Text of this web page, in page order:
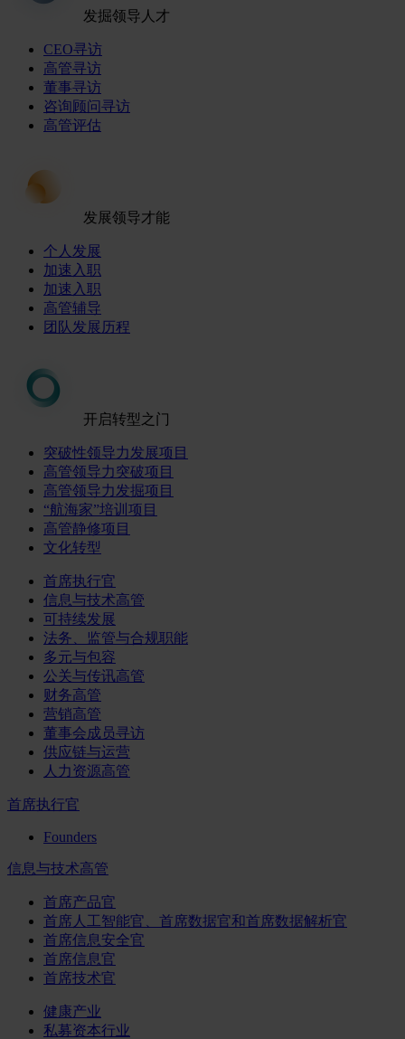
发掘领导人才
CEO寻访
高管寻访
董事寻访
咨询顾问寻访
高管评估
发展领导才能
个人发展
加速入职
加速入职
高管辅导
团队发展历程
开启转型之门
突破性领导力发展项目
高管领导力突破项目
高管领导力发掘项目
“航海家”培训项目
高管静修项目
文化转型
首席执行官
信息与技术高管
可持续发展
法务、监管与合规职能
多元与包容
公关与传讯高管
财务高管
营销高管
董事会成员寻访
供应链与运营
人力资源高管
首席执行官
Founders
信息与技术高管
首席产品官
首席人工智能官、首席数据官和首席数据解析官
首席信息安全官
首席信息官
首席技术官
健康产业
私募资本行业